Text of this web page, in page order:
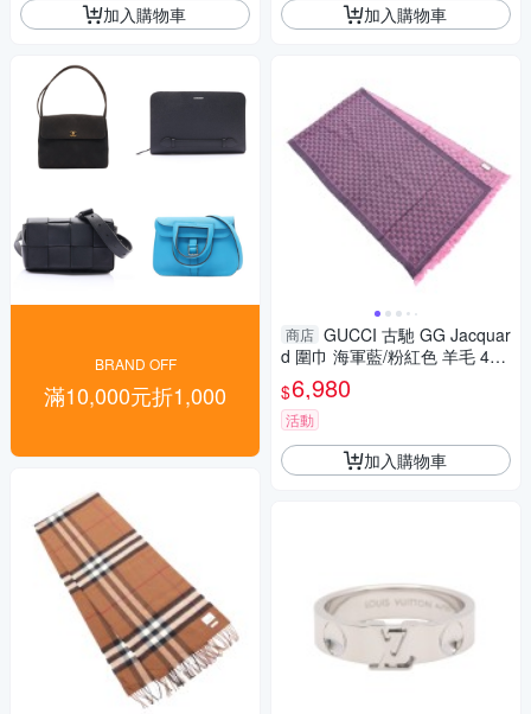
加入購物車
BRAND OFF
滿10,000元折1,000
加入購物車
商店 GUCCI 古馳 GG Jacquar
d 圍巾 海軍藍/粉紅色 羊毛 411
115 【二手名牌BRAND OFF】
$6,980
活動
加入購物車